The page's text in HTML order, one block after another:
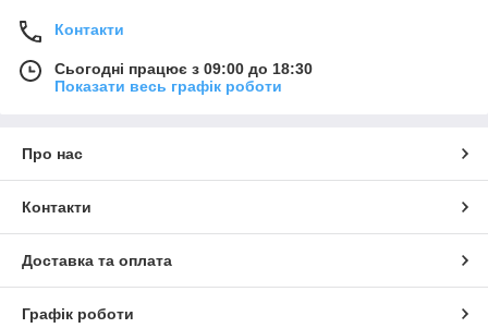
Контакти
Сьогодні працює з 09:00 до 18:30
Показати весь графік роботи
Про нас
Контакти
Доставка та оплата
Графік роботи